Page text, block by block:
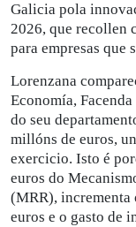
Galicia pola
2026, que recollen
para empresas que
Lorenzana
Economía,
do seu
millóns de euros,
exercicio. Isto é
euros do
(MRR), incrementa
euros e o gasto de